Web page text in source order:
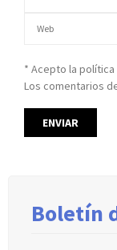
* Acepto la
Los comentarios
Boletín